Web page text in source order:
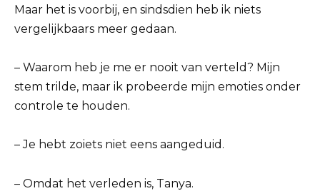
Maar het is voorbij, en sindsdien heb ik niets
vergelijkbaars meer gedaan.
– Waarom heb je me er nooit van verteld? Mijn
stem trilde, maar ik probeerde mijn emoties onder
controle te houden.
– Je hebt zoiets niet eens aangeduid.
– Omdat het verleden is, Tanya.